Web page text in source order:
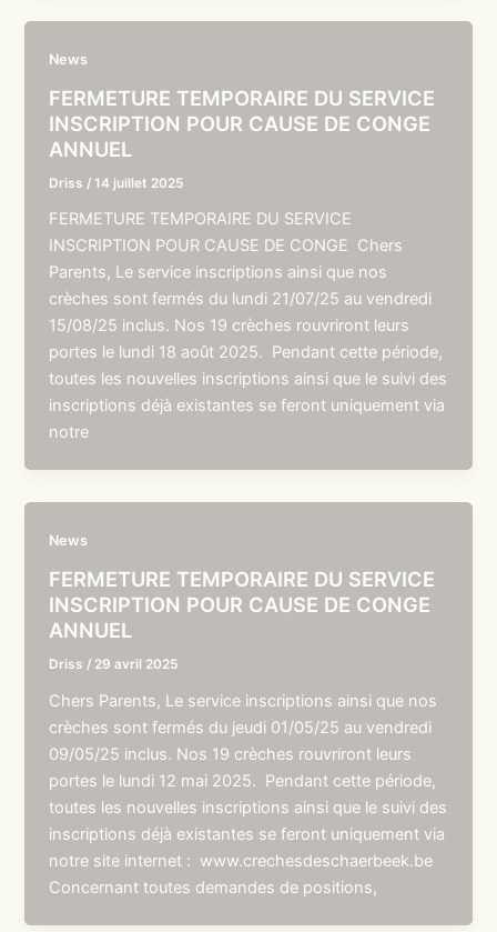
News
FERMETURE TEMPORAIRE DU SERVICE
INSCRIPTION POUR CAUSE DE CONGE
ANNUEL
Driss /14 juillet 2025
FERMETURE TEMPORAIRE DU SERVICE
INSCRIPTION POUR CAUSE DE CONGE Chers
Parents, Le service inscriptions ainsi que nos
crèches sont fermés du lundi 21/07/25 au vendredi
15/08/25 inclus. Nos 19 crèches rouvriront leurs
portes le lundi 18 août 2025. Pendant cette période,
toutes les nouvelles inscriptions ainsi que le suivi des
inscriptions déjà existantes se feront uniquement via
notre
News
FERMETURE TEMPORAIRE DU SERVICE
INSCRIPTION POUR CAUSE DE CONGE
ANNUEL
Driss / 29 avril 2025
Chers Parents, Le service inscriptions ainsi que nos
crèches sont fermés du jeudi 01/05/25 au vendredi
09/05/25 inclus. Nos 19 crèches rouvriront leurs
portes le lundi 12 mai 2025. Pendant cette période,
toutes les nouvelles inscriptions ainsi que le suivi des
inscriptions déjà existantes se feront uniquement via
notre site internet : www.crechesdeschaerbeek.be
Concernant toutes demandes de positions,